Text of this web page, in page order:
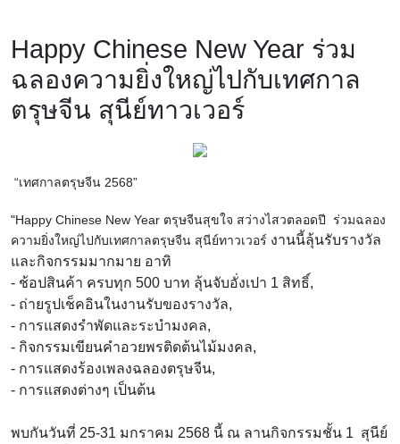
Happy Chinese New Year ร่วม
ฉลองความยิ่งใหญ่ไปกับเทศกาล
ตรุษจีน สุนีย์ทาวเวอร์
“เทศกาลตรุษจีน 2568”
"Happy Chinese New Year ตรุษจีนสุขใจ สว่างไสวตลอดปี ร่วมฉลอง
ความยิ่งใหญ่ไปกับเทศกาลตรุษจีน สุนีย์ทาวเวอร์ งานนี้ลุ้นรับรางวัล
และกิจกรรมมากมาย อาทิ
- ช้อปสินค้า ครบทุก 500 บาท ลุ้นจับอั่งเปา 1 สิทธิ์,
- ถ่ายรูปเช็คอินในงานรับของรางวัล,
- การแสดงรำพัดและระบำมงคล,
- กิจกรรมเขียนคำอวยพรติดต้นไม้มงคล,
- การแสดงร้องเพลงฉลองตรุษจีน,
- การแสดงต่างๆ เป็นต้น
พบกันวันที่ 25-31 มกราคม 2568 นี้ ณ ลานกิจกรรมชั้น 1 สุนีย์